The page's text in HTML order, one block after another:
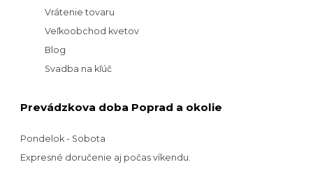
Vrátenie tovaru
Veľkoobchod kvetov
Blog
Svadba na kľúč
Prevádzkova doba Poprad a okolie
Pondelok - Sobota
Expresné doručenie aj počas víkendu.